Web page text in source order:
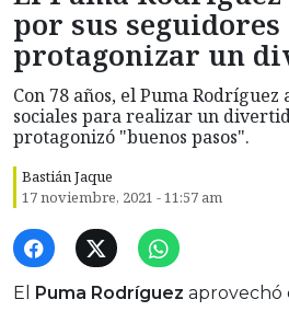
por sus
protagonizar un
Con 78 años, el Puma Rodríguez
sociales para realizar un
protagonizó "buenos pasos".
Bastián Jaque
17 noviembre, 2021 - 11:57 am
El Puma Rodríguez aprovechó